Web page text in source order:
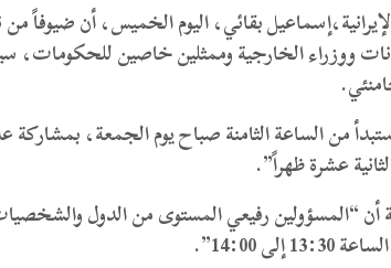
ووزراء الخارجية وممثلين خاصين للحكومات،
من الساعة الثامنة صباح يوم الجمعة،
عشرة ظهراً”.
“المسؤولين رفيعي المستوى من الدول
14:00”.